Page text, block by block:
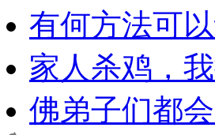
有何方法可
家人杀鸡，
佛弟子们都